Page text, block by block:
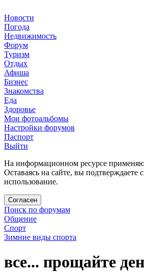
Новости
Погода
Недвижимость
Форум
Туризм
Отдых
Афиша
Бизнес
Знакомства
Еда
Здоровье
Мои фотоальбомы
Настройки форумов
Паспорт
Выйти
На информационном ресурсе
Оставаясь на сайте, вы подтверждаете
использование.
Согласен
Поиск по форумам
Общение
Спорт
Зимние виды спорта
все... прощайте